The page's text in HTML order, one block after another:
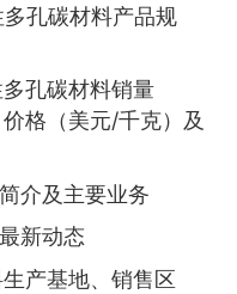
孔碳材料产品规
孔碳材料销量
格（美元/千克）及
介及主要业务
新动态
产基地、销售区